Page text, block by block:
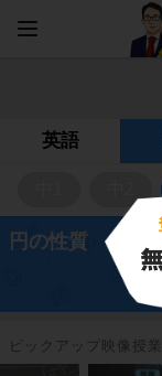
英語
円の性質
ピックアップ映像授業